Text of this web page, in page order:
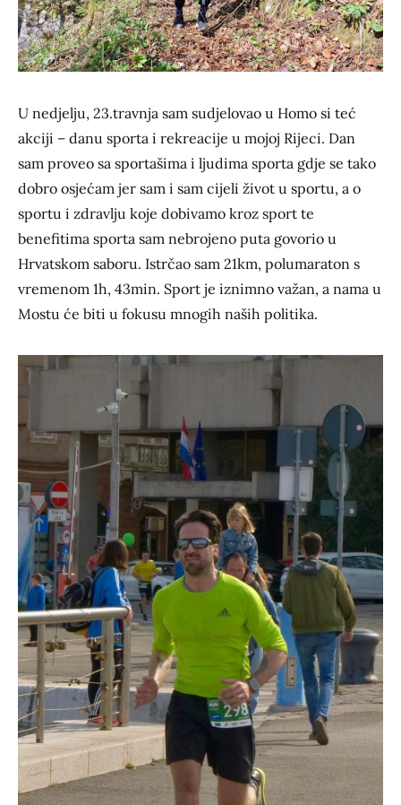
U nedjelju, 23.travnja sam sudjelovao u Homo si teć
akciji – danu sporta i rekreacije u mojoj Rijeci. Dan
sam proveo sa sportašima i ljudima sporta gdje se tako
dobro osjećam jer sam i sam cijeli život u sportu, a o
sportu i zdravlju koje dobivamo kroz sport te
benefitima sporta sam nebrojeno puta govorio u
Hrvatskom saboru. Istrčao sam 21km, polumaraton s
vremenom 1h, 43min. Sport je iznimno važan, a nama u
Mostu će biti u fokusu mnogih naših politika.